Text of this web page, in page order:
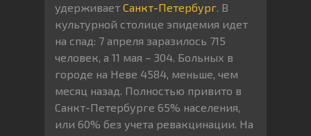
удерживает Санкт-Петербург. В
культурной столице эпидемия идет
на спад: 7 апреля заразилось 715
человек, а 11 мая – 304. Больных в
городе на Неве 4584, меньше, чем
месяц назад. Полностью привито в
Санкт-Петербурге 65% населения,
или 60% без учета ревакцинации. На